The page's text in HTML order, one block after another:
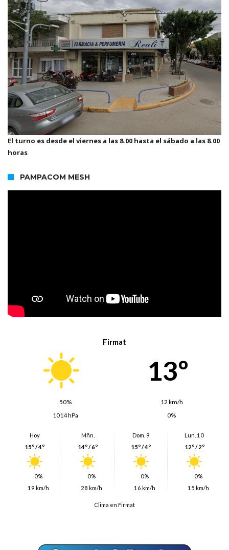
El turno es desde el viernes a las 8.00 hasta el sábado a las 8.00
horas
PAMPACOM MESH
Firmat
13º
50%
12 km/h
1014 hPa
0%
Hoy
15º / 4º
0%
19 km/h
Mñn.
14º / 6º
0%
28 km/h
Dom. 9
15º / 4º
0%
16 km/h
Lun. 10
12º / 2º
0%
15 km/h
Clima en Firmat